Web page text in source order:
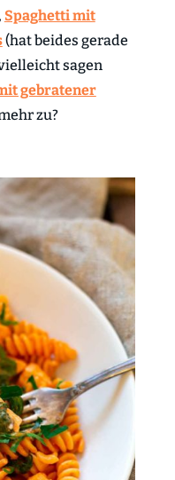
Spaghetti mit
(hat beides gerade
sagen
gebratener
zu?